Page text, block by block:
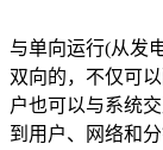
与单向运行(从发
双向的，不仅可
户也可以与系统
到用户、网络和分